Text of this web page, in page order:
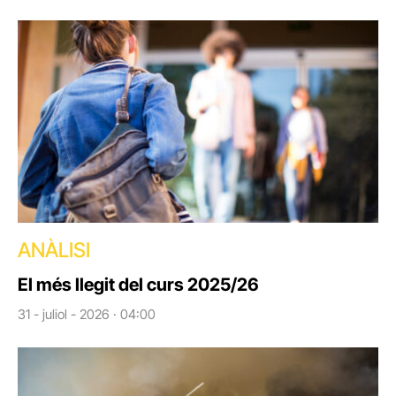
ANÀLISI
El més llegit del curs 2025/26
31 - juliol - 2026 · 04:00